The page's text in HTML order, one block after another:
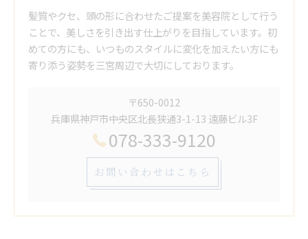
髪質やクセ、頭の形に合わせたご提案を美容院として行う
ことで、美しさを引き出す仕上がりを目指しています。初
めての方にも、いつものスタイルに変化を加えたい方にも
寄り添う姿勢を三宮周辺で大切にしております。
〒650-0012
兵庫県神戸市中央区北長狭通3-1-13 遠藤ビル3F
078-333-9120
お問い合わせはこちら